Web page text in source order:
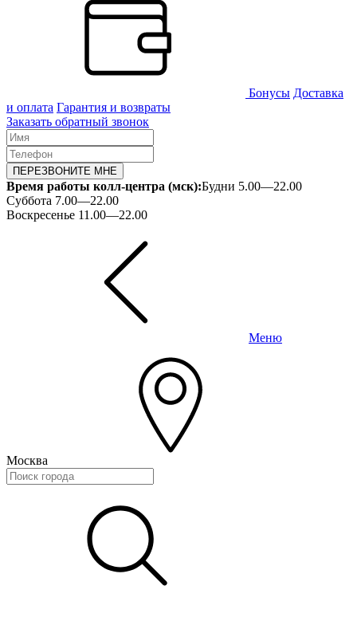
Бонусы Доставка
и оплата Гарантия и возвраты
Заказать обратный звонок
ПЕРЕЗВОНИТЕ МНЕ
Время работы колл-центра (мск):Будни 5.00—22.00
Суббота 7.00—22.00
Воскресенье 11.00—22.00
Меню
Москва